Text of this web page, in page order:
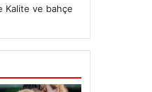
Kalite ve bahçe